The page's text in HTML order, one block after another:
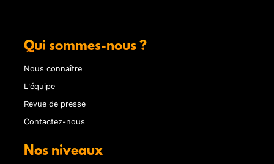
Qui sommes-nous ?
Nous connaître
L'équipe
Revue de presse
Contactez-nous
Nos niveaux